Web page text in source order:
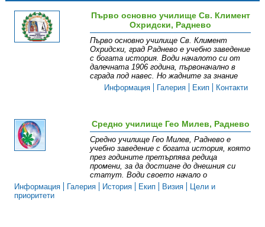
Първо основно училище Св. Климент
Охридски, Раднево
Първо основно училище Св. Климент
Охридски, град Раднево е учебно заведение
с богата история. Води началото си от
далечната 1906 година, първоначално в
сграда под навес. Но жадните за знание
Информация
Галерия Екип Контакти
Средно училище Гео Милев, Раднево
Средно училище Гео Милев, Раднево е
учебно заведение с богата история, която
през годините претърпява редица
промени, за да достигне до днешния си
статут. Води своето начало о
Информация
Галерия История Екип Визия
Цели и
приоритети